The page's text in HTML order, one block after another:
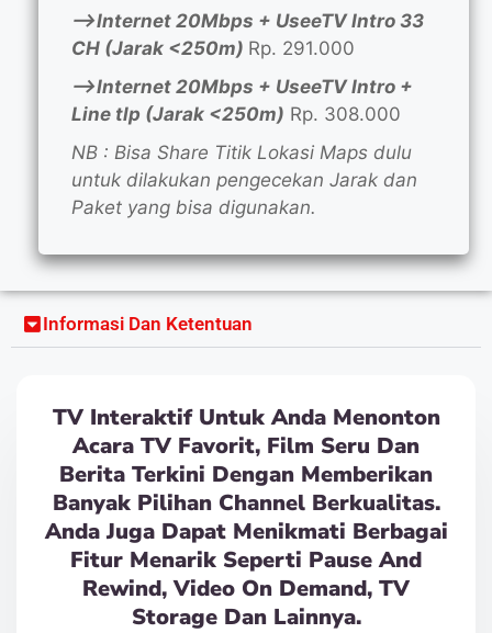
—>Internet 20Mbps + UseeTV Intro 33
CH (Jarak <250m) Rp. 291.000
—>Internet 20Mbps + UseeTV Intro +
Line tlp (Jarak <250m) Rp. 308.000
NB : Bisa Share Titik Lokasi Maps dulu
untuk dilakukan pengecekan Jarak dan
Paket yang bisa digunakan.
Informasi Dan Ketentuan
TV Interaktif Untuk Anda Menonton
Acara TV Favorit, Film Seru Dan
Berita Terkini Dengan Memberikan
Banyak Pilihan Channel Berkualitas.
Anda Juga Dapat Menikmati Berbagai
Fitur Menarik Seperti Pause And
Rewind, Video On Demand, TV
Storage Dan Lainnya.